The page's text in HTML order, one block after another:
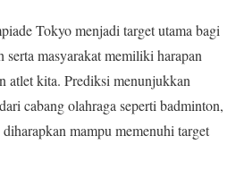
Tokyo menjadi target utama bagi
serta masyarakat memiliki harapan
atlet kita. Prediksi menunjukkan
cabang olahraga seperti badminton,
mampu memenuhi target